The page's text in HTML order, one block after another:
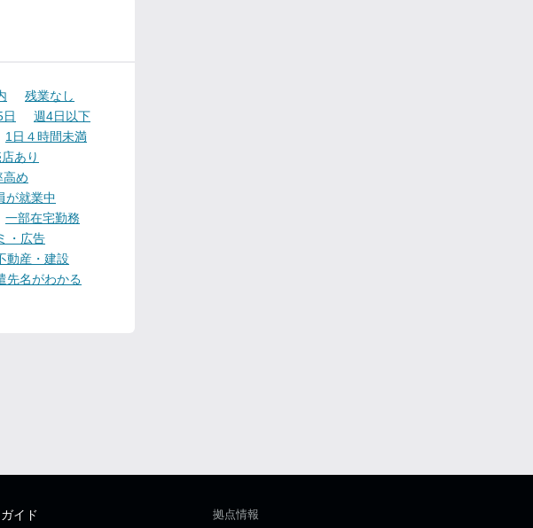
残業なし
日
週4日以下
1日４時間未満
あり
高め
が就業中
一部在宅勤務
・広告
動産・建設
先名がわかる
イド
拠点情報